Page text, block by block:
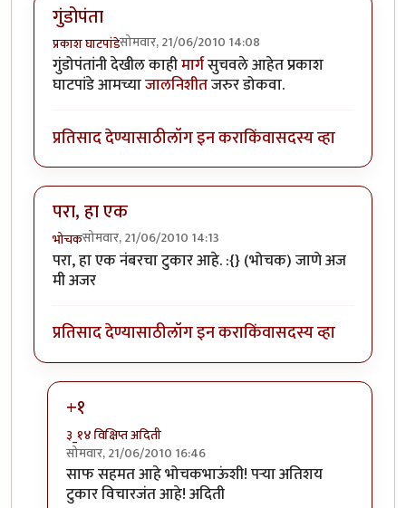
गुंडोपंता
प्रकाश घाटपांडेसोमवार, 21/06/2010 14:08
गुंडोपंतांनी देखील काहीमार्गसुचवले आहेत प्रकाश
घाटपांडे आमच्याजालनिशीतजरुर डोकवा.
प्रतिसाद देण्यासाठीलॉग इन कराकिंवासदस्य व्हा
परा, हा एक
भोचकसोमवार, 21/06/2010 14:13
परा, हा एक नंबरचा टुकार आहे. :{} (भोचक) जाणे अज
मी अजर
प्रतिसाद देण्यासाठीलॉग इन कराकिंवासदस्य व्हा
+१
३_१४ विक्षिप्त अदिती
सोमवार, 21/06/2010 16:46
In reply toपरा, हा एकbyभोचक
साफ सहमत आहे भोचकभाऊंशी! पर्‍या अतिशय
टुकार विचारजंत आहे! अदिती